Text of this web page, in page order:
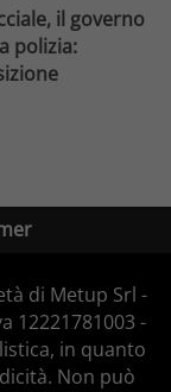
il governo
polizia:
di Metup Srl -
12221781003 -
in quanto
Non può